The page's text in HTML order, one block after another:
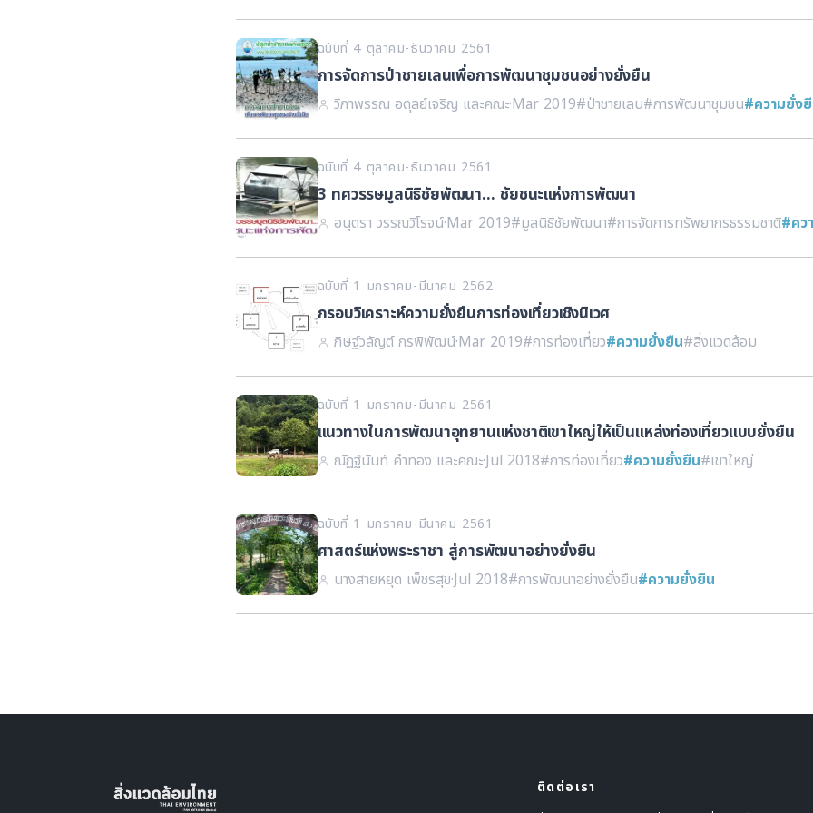
ฉบับที่ 4 ตุลาคม-ธันวาคม 2561
การจัดการป่าชายเลนเพื่อการพัฒนาชุมชนอย่างยั่งยืน
วิภาพรรณ อดุลย์เจริญ และคณะ·Mar 2019#ป่าชายเลน#การพัฒนาชุมชน#ความยั่ง
ฉบับที่ 4 ตุลาคม-ธันวาคม 2561
3 ทศวรรษมูลนิธิชัยพัฒนา... ชัยชนะแห่งการพัฒนา
อนุตรา วรรณวิโรจน์·Mar 2019#มูลนิธิชัยพัฒนา#การจัดการทรัพยากรธรรมชาติ#คว
ฉบับที่ 1 มกราคม-มีนาคม 2562
กรอบวิเคราะห์ความยั่งยืนการท่องเที่ยวเชิงนิเวศ
ภิษฐ์วลัญต์ กรพิพัฒน์·Mar 2019#การท่องเที่ยว#ความยั่งยืน#สิ่งแวดล้อม
ฉบับที่ 1 มกราคม-มีนาคม 2561
แนวทางในการพัฒนาอุทยานแห่งชาติเขาใหญ่ให้เป็นแหล่งท่องเที่ยวแบบยั่งยืน
ณัฏฐ์นันท์ คำทอง และคณะ·Jul 2018#การท่องเที่ยว#ความยั่งยืน#เขาใหญ่
ฉบับที่ 1 มกราคม-มีนาคม 2561
ศาสตร์แห่งพระราชา สู่การพัฒนาอย่างยั่งยืน
นางสายหยุด เพ็ชรสุข·Jul 2018#การพัฒนาอย่างยั่งยืน#ความยั่งยืน
ติดต่อเรา